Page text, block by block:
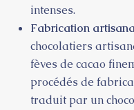
intenses.
Fabrication
chocolatiers
fèves de cacao
procédés de
traduit par un